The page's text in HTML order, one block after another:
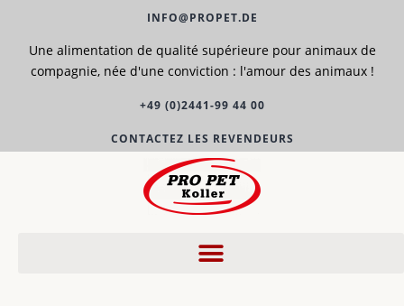
INFO@PROPET.DE
Une alimentation de qualité supérieure pour animaux de
compagnie, née d'une conviction : l'amour des animaux !
+49 (0)2441-99 44 00
CONTACTEZ LES REVENDEURS